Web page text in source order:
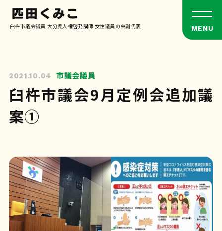
臼杵市議会議員 大分県人権啓発講師 女性議員の会副代表
2021.10.04 市議会議員
臼杵市議会9月定例会追加議
案①